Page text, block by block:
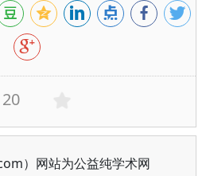
20
）网站为公益纯学术网